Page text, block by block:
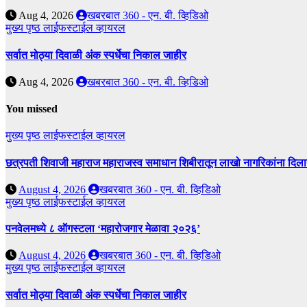
Aug 4, 2026
खबरबात 360 - एन. बी. व्हिडिओ
मुख्य पृष्ठलाईफस्टाईलव्हायरल
सर्वात मोठ्या दिवाळी अंक स्पर्धेचा निकाल जाहीर
Aug 4, 2026 खबरबात 360 - एन. बी. व्हिडिओ
You missed
मुख्य पृष्ठलाईफस्टाईलव्हायरल
छत्रपती शिवाजी महाराज महाराजस्व समाधान शिबीरातून लाखो नागरिकांना
August 4, 2026
खबरबात 360 - एन. बी. व्हिडिओ
मुख्य पृष्ठलाईफस्टाईलव्हायरल
पनवेलमध्ये ८ ऑगस्टला ‘महारोजगार मेळावा २०२६’
August 4, 2026
खबरबात 360 - एन. बी. व्हिडिओ
मुख्य पृष्ठलाईफस्टाईलव्हायरल
सर्वात मोठ्या दिवाळी अंक स्पर्धेचा निकाल जाहीर